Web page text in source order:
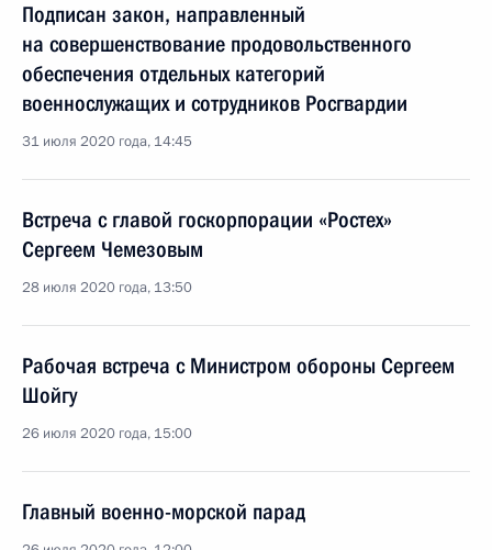
Подписан закон, направленный
на совершенствование продовольственного
обеспечения отдельных категорий
военнослужащих и сотрудников Росгвардии
31 июля 2020 года, 14:45
Встреча с главой госкорпорации «Ростех»
Сергеем Чемезовым
28 июля 2020 года, 13:50
Рабочая встреча с Министром обороны Сергеем
Шойгу
26 июля 2020 года, 15:00
Главный военно-морской парад